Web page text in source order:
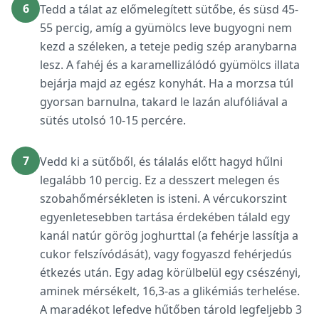
6
Tedd a tálat az előmelegített sütőbe, és süsd 45-
55 percig, amíg a gyümölcs leve bugyogni nem
kezd a széleken, a teteje pedig szép aranybarna
lesz. A fahéj és a karamellizálódó gyümölcs illata
bejárja majd az egész konyhát. Ha a morzsa túl
gyorsan barnulna, takard le lazán alufóliával a
sütés utolsó 10-15 percére.
7
Vedd ki a sütőből, és tálalás előtt hagyd hűlni
legalább 10 percig. Ez a desszert melegen és
szobahőmérsékleten is isteni. A vércukorszint
egyenletesebben tartása érdekében tálald egy
kanál natúr görög joghurttal (a fehérje lassítja a
cukor felszívódását), vagy fogyaszd fehérjedús
étkezés után. Egy adag körülbelül egy csészényi,
aminek mérsékelt, 16,3-as a glikémiás terhelése.
A maradékot lefedve hűtőben tárold legfeljebb 3